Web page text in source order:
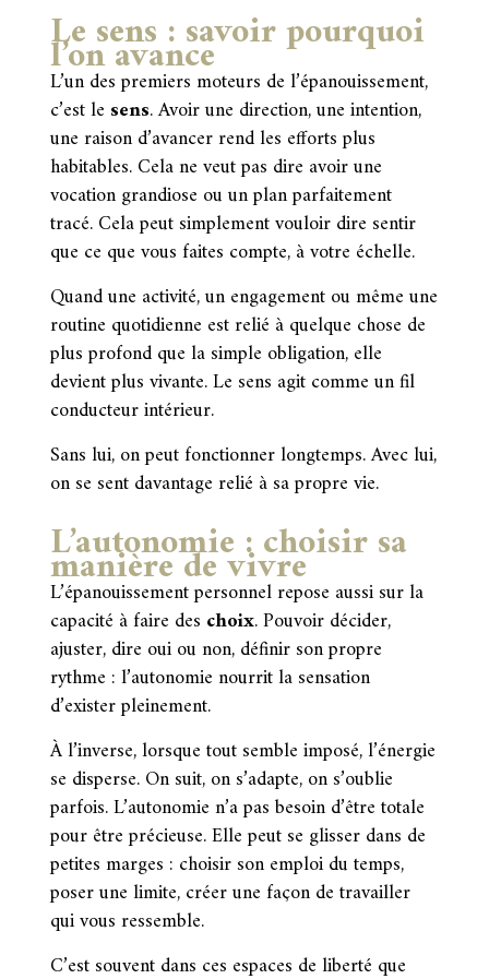
Le sens : savoir pourquoi
l’on avance
L’un des premiers moteurs de l’épanouissement,
c’est le sens. Avoir une direction, une intention,
une raison d’avancer rend les efforts plus
habitables. Cela ne veut pas dire avoir une
vocation grandiose ou un plan parfaitement
tracé. Cela peut simplement vouloir dire sentir
que ce que vous faites compte, à votre échelle.
Quand une activité, un engagement ou même une
routine quotidienne est relié à quelque chose de
plus profond que la simple obligation, elle
devient plus vivante. Le sens agit comme un fil
conducteur intérieur.
Sans lui, on peut fonctionner longtemps. Avec lui,
on se sent davantage relié à sa propre vie.
L’autonomie : choisir sa
manière de vivre
L’épanouissement personnel repose aussi sur la
capacité à faire des choix. Pouvoir décider,
ajuster, dire oui ou non, définir son propre
rythme : l’autonomie nourrit la sensation
d’exister pleinement.
À l’inverse, lorsque tout semble imposé, l’énergie
se disperse. On suit, on s’adapte, on s’oublie
parfois. L’autonomie n’a pas besoin d’être totale
pour être précieuse. Elle peut se glisser dans de
petites marges : choisir son emploi du temps,
poser une limite, créer une façon de travailler
qui vous ressemble.
C’est souvent dans ces espaces de liberté que